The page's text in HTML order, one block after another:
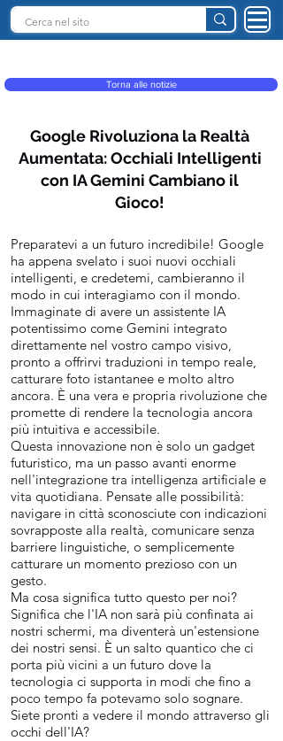
Torna alle notizie
Google Rivoluziona la Realtà
Aumentata: Occhiali Intelligenti
con IA Gemini Cambiano il
Gioco!
Preparatevi a un futuro incredibile! Google
ha appena svelato i suoi nuovi occhiali
intelligenti, e credetemi, cambieranno il
modo in cui interagiamo con il mondo.
Immaginate di avere un assistente IA
potentissimo come Gemini integrato
direttamente nel vostro campo visivo,
pronto a offrirvi traduzioni in tempo reale,
catturare foto istantanee e molto altro
ancora. È una vera e propria rivoluzione che
promette di rendere la tecnologia ancora
più intuitiva e accessibile.
Questa innovazione non è solo un gadget
futuristico, ma un passo avanti enorme
nell'integrazione tra intelligenza artificiale e
vita quotidiana. Pensate alle possibilità:
navigare in città sconosciute con indicazioni
sovrapposte alla realtà, comunicare senza
barriere linguistiche, o semplicemente
catturare un momento prezioso con un
gesto.
Ma cosa significa tutto questo per noi?
Significa che l'IA non sarà più confinata ai
nostri schermi, ma diventerà un'estensione
dei nostri sensi. È un salto quantico che ci
porta più vicini a un futuro dove la
tecnologia ci supporta in modi che fino a
poco tempo fa potevamo solo sognare.
Siete pronti a vedere il mondo attraverso gli
occhi dell'IA?